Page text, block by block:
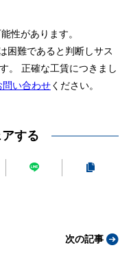
性があります。
困難であると判断しサス
。 正確な工賃につきまし
問い合わせください。
する
次の記事